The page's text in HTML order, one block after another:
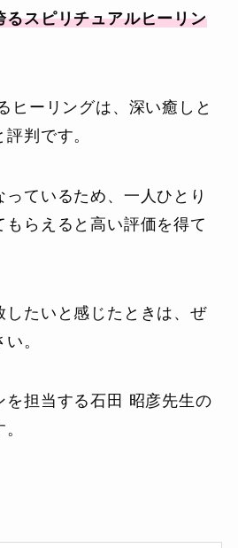
るスピリチュアルヒーリン
ヒーリングは、深い癒しと
判です。
っているため、一人ひとり
もらえると高い評価を得て
したいと感じたときは、ぜ
。
を担当する石田 昭彦先生の